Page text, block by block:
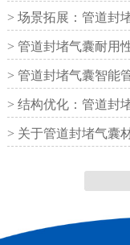
铁路盆式
效运
> 场景拓展：管道封
> 管道封堵气囊耐用
> 管道封堵气囊智能
> 结构优化：管道封
> 关于管道封堵气囊